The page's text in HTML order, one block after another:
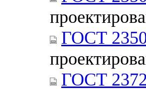
ГОСТ
ГОСТ